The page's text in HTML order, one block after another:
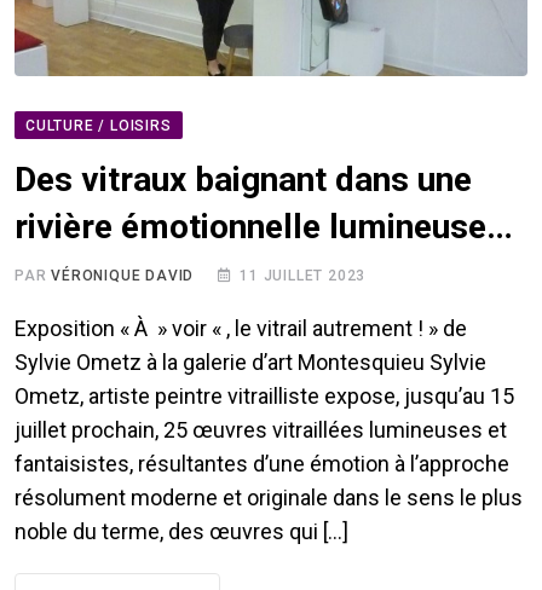
CULTURE / LOISIRS
Des vitraux baignant dans une
rivière émotionnelle lumineuse…
PARVÉRONIQUE DAVID 11 JUILLET 2023
Exposition « À » voir « , le vitrail autrement ! » de
Sylvie Ometz à la galerie d’art Montesquieu Sylvie
Ometz, artiste peintre vitrailliste expose, jusqu’au 15
juillet prochain, 25 œuvres vitraillées lumineuses et
fantaisistes, résultantes d’une émotion à l’approche
résolument moderne et originale dans le sens le plus
noble du terme, des œuvres qui […]